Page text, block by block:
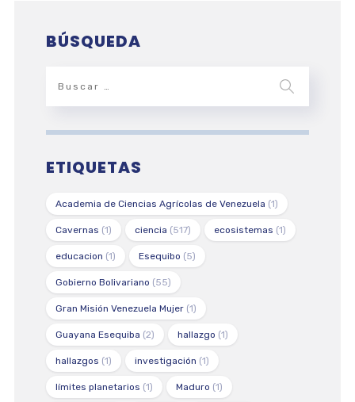
BÚSQUEDA
ETIQUETAS
Academia de Ciencias Agrícolas de Venezuela (1)
Cavernas (1) ciencia (517) ecosistemas (1)
educacion (1) Esequibo (5)
Gobierno Bolivariano (55)
Gran Misión Venezuela Mujer(1)
Guayana Esequiba (2) hallazgo (1)
hallazgos (1) investigación (1)
límites planetarios (1) Maduro (1)